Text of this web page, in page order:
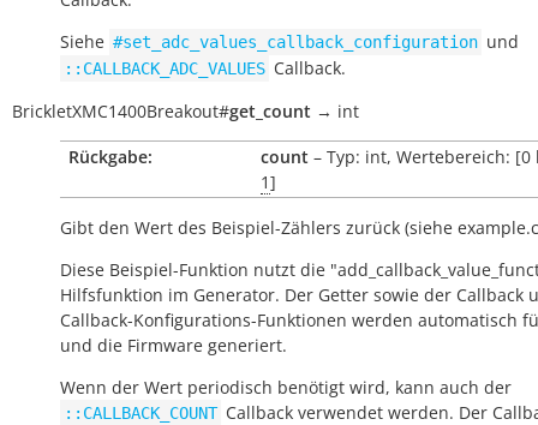
Siehe #set_adc_values_callback_configuration und
::CALLBACK_ADC_VALUES Callback.
BrickletXMC1400Breakout#get_count → int
Rückgabe:
count – Typ: int, Wertebereich:
1]
Gibt den Wert des Beispiel-Zählers zurück (siehe
Diese Beispiel-Funktion nutzt die
Hilfsfunktion im Generator. Der Getter sowie der Callback
Callback-Konfigurations-Funktionen werden automatisch
und die Firmware generiert.
Wenn der Wert periodisch benötigt wird, kann auch der
::CALLBACK_COUNT Callback verwendet werden. Der